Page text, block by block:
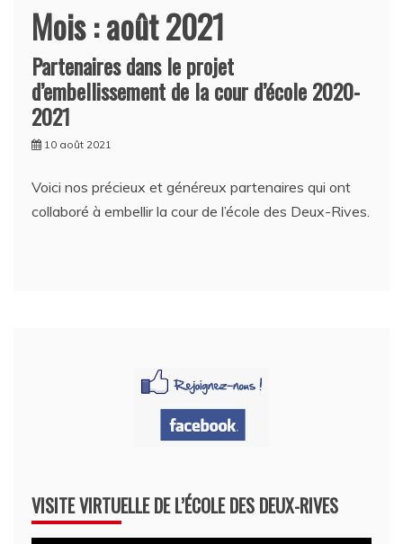
Mois :août 2021
Partenaires dans le projet
d’embellissement de la cour d’école 2020-
2021
10 août 2021
Voici nos précieux et généreux partenaires qui ont
collaboré à embellir la cour de l’école des Deux-Rives.
VISITE VIRTUELLE DE L’ÉCOLE DES DEUX-RIVES